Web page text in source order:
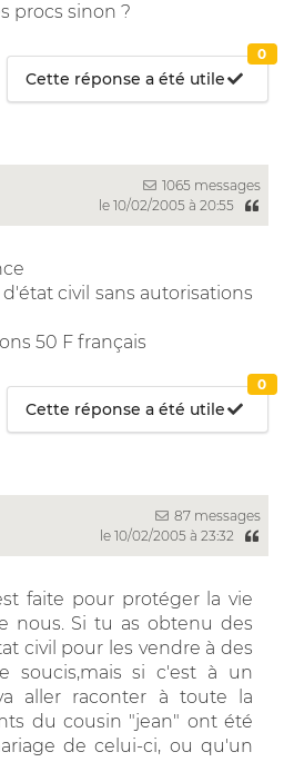
procs sinon ?
Cette réponse a été utile
0
1065 messages
le 10/02/2005 à 20:55
civil sans autorisations
50 F français
Cette réponse a été utile
0
87 messages
le 10/02/2005 à 23:32
faite pour protéger la vie
nous. Si tu as obtenu des
civil pour les vendre à des
soucis,mais si c'est à un
aller raconter à toute la
du cousin "jean" ont été
de celui-ci, ou qu'un